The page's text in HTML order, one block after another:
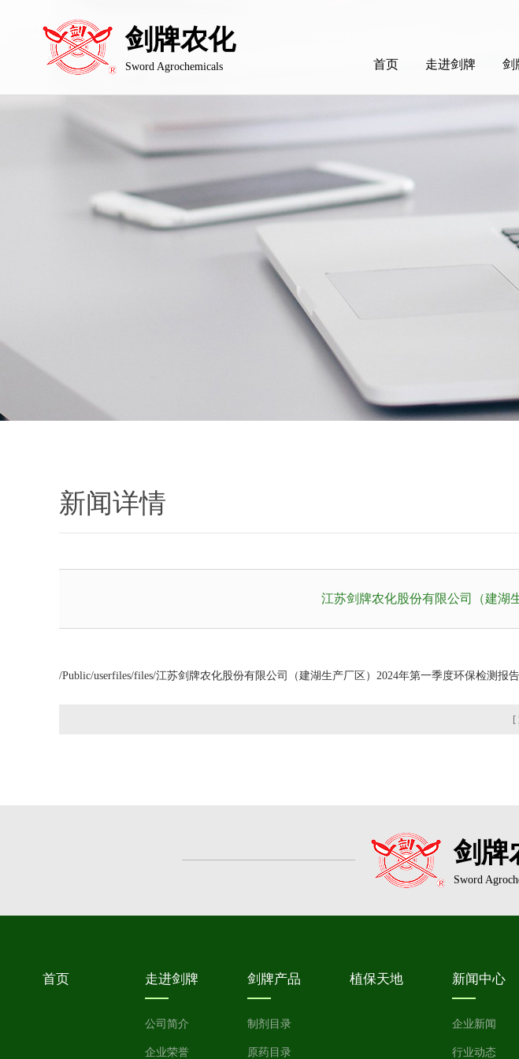
剑牌农化
Sword Agrochemicals 首页 走进剑牌 剑
新闻详情
江苏剑牌农化股份有限公司（建湖
/Public/userfiles/files/江苏剑牌农化股份有限公司（建湖生产厂区）2024年第一季度环保检测报
[
剑牌
Sword
首页 走进剑牌
公司简介
企业荣誉
剑牌产品
制剂目录
原药目录
植保天地 新闻中心
企业新闻
行业动态